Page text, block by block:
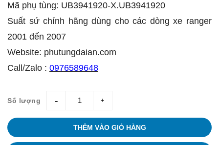
Mã phụ tùng: UB3941920-X.UB3941920
Suất sứ chính hãng dùng cho các dòng xe ranger
2001 đến 2007
Website: phutungdaian.com
Call/Zalo : 0976589648
Số lượng giam tang
THÊM VÀO GIỎ HÀNG